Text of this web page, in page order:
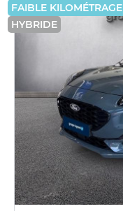
FAIBLE KILOMÉTRAGE
HYBRIDE